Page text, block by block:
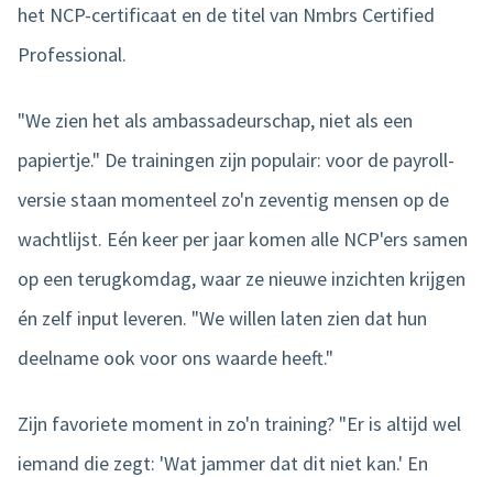
het NCP-certificaat en de titel van Nmbrs Certified
Professional.
"We zien het als ambassadeurschap, niet als een
papiertje." De trainingen zijn populair: voor de payroll-
versie staan momenteel zo'n zeventig mensen op de
wachtlijst. Eén keer per jaar komen alle NCP'ers samen
op een terugkomdag, waar ze nieuwe inzichten krijgen
én zelf input leveren. "We willen laten zien dat hun
deelname ook voor ons waarde heeft."
Zijn favoriete moment in zo'n training? "Er is altijd wel
iemand die zegt: 'Wat jammer dat dit niet kan.' En